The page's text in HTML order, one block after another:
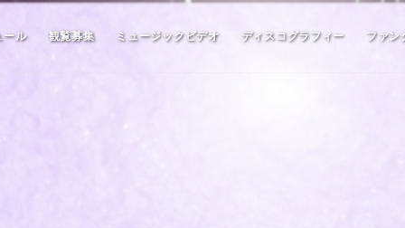
ール 観覧募集 ミュージックビデオ ディスコグラフィー ファン